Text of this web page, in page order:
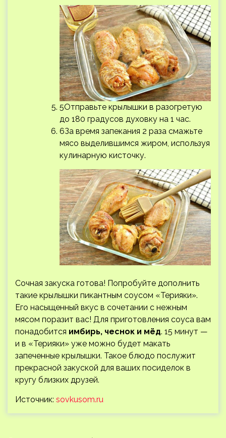
5Отправьте крылышки в разогретую
до 180 градусов духовку на 1 час.
6За время запекания 2 раза смажьте
мясо выделившимся жиром, используя
кулинарную кисточку.
Сочная закуска готова! Попробуйте дополнить
такие крылышки пикантным соусом «Терияки».
Его насыщенный вкус в сочетании с нежным
мясом поразит вас! Для приготовления соуса вам
понадобится имбирь, чеснок и мёд. 15 минут —
и в «Терияки» уже можно будет макать
запеченные крылышки. Такое блюдо послужит
прекрасной закуской для ваших посиделок в
кругу близких друзей.
Источник: sovkusom.ru